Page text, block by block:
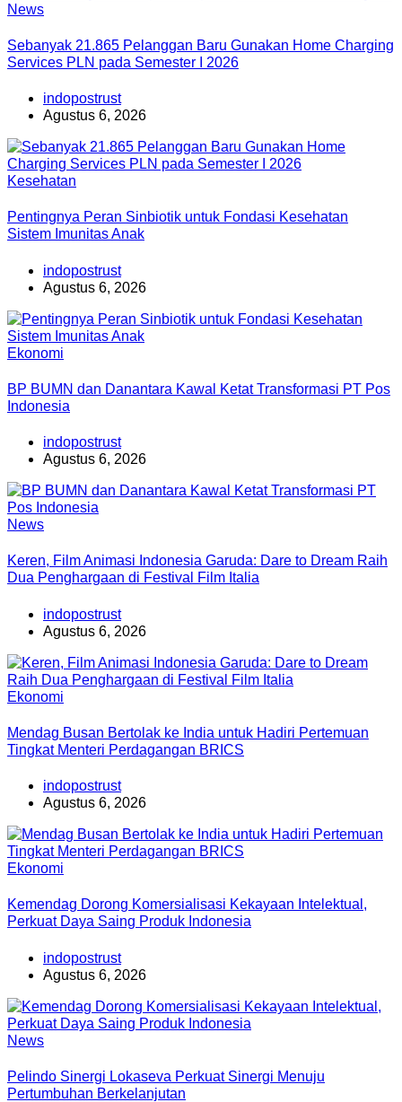
News
Sebanyak 21.865 Pelanggan Baru Gunakan Home Charging
Services PLN pada Semester I 2026
indopostrust
Agustus 6, 2026
Kesehatan
Pentingnya Peran Sinbiotik untuk Fondasi Kesehatan
Sistem Imunitas Anak
indopostrust
Agustus 6, 2026
Ekonomi
BP BUMN dan Danantara Kawal Ketat Transformasi PT Pos
Indonesia
indopostrust
Agustus 6, 2026
News
Keren, Film Animasi Indonesia Garuda: Dare to Dream Raih
Dua Penghargaan di Festival Film Italia
indopostrust
Agustus 6, 2026
Ekonomi
Mendag Busan Bertolak ke India untuk Hadiri Pertemuan
Tingkat Menteri Perdagangan BRICS
indopostrust
Agustus 6, 2026
Ekonomi
Kemendag Dorong Komersialisasi Kekayaan Intelektual,
Perkuat Daya Saing Produk Indonesia
indopostrust
Agustus 6, 2026
News
Pelindo Sinergi Lokaseva Perkuat Sinergi Menuju
Pertumbuhan Berkelanjutan